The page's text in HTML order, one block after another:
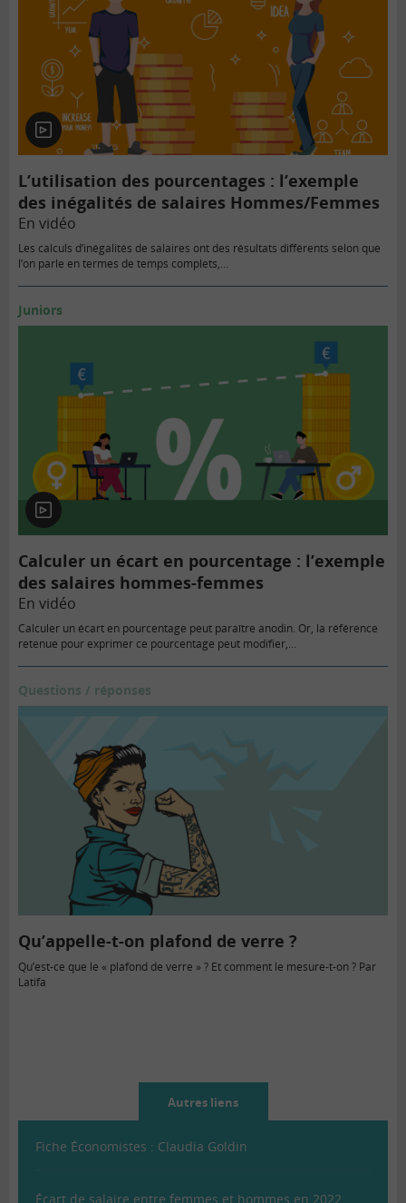
En
vidéo
L’utilisation des pourcentages : l’exemple
des inégalités de salaires Hommes/Femmes
En vidéo
Les calculs d’inégalités de salaires ont des résultats différents selon que
l’on parle en termes de temps complets,…
Juniors
En
vidéo
Calculer un écart en pourcentage : l’exemple
des salaires hommes-femmes
En vidéo
Calculer un écart en pourcentage peut paraître anodin. Or, la référence
retenue pour exprimer ce pourcentage peut modifier,…
Questions / réponses
Qu’appelle-t-on plafond de verre ?
Qu’est-ce que le « plafond de verre » ? Et comment le mesure-t-on ? Par
Latifa
Autres liens
Fiche Économistes : Claudia Goldin
Écart de salaire entre femmes et hommes en 2022